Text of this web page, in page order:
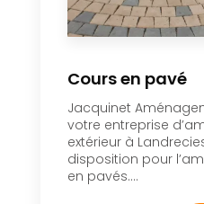
Cours en pavé
Jacquinet
votre entreprise
extérieur à
disposition pour
en pavés....